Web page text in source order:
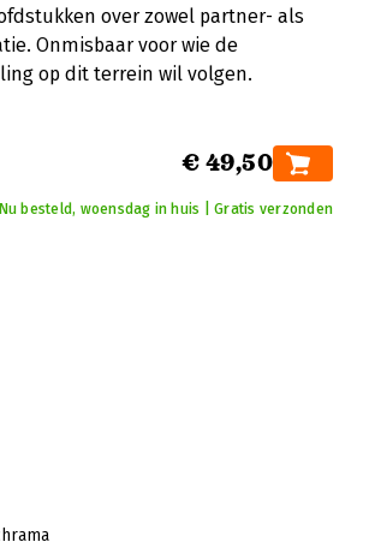
over zowel partner- als
Onmisbaar voor wie de
op dit terrein wil volgen.
€ 49,50
Nu besteld, woensdag in huis | Gratis verzonden